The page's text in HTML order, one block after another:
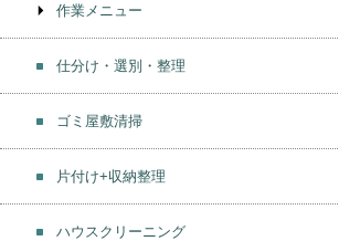
作業メニュー
仕分け・選別・整理
ゴミ屋敷清掃
片付け+収納整理
ハウスクリーニング